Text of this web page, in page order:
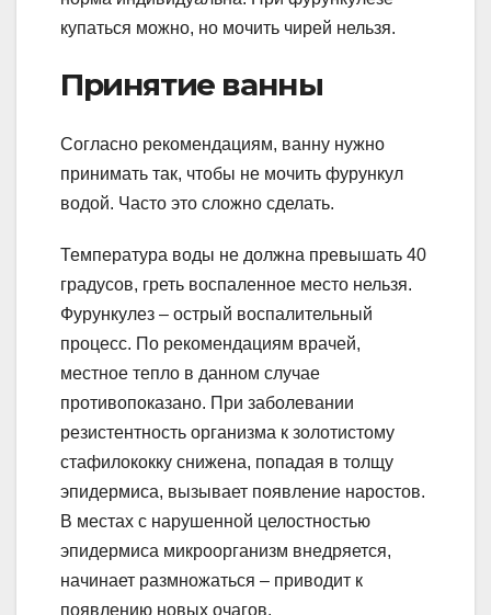
купаться можно, но мочить чирей нельзя.
Принятие ванны
Согласно рекомендациям, ванну нужно
принимать так, чтобы не мочить фурункул
водой. Часто это сложно сделать.
Температура воды не должна превышать 40
градусов, греть воспаленное место нельзя.
Фурункулез – острый воспалительный
процесс. По рекомендациям врачей,
местное тепло в данном случае
противопоказано. При заболевании
резистентность организма к золотистому
стафилококку снижена, попадая в толщу
эпидермиса, вызывает появление наростов.
В местах с нарушенной целостностью
эпидермиса микроорганизм внедряется,
начинает размножаться – приводит к
появлению новых очагов.